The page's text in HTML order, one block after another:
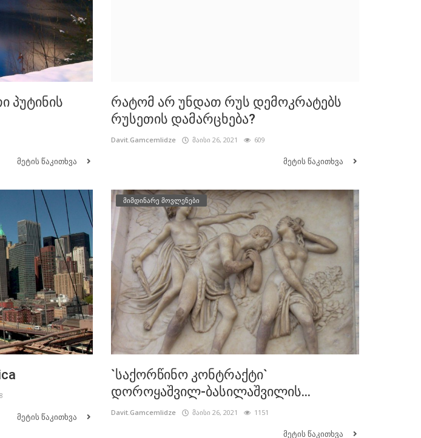
პუტინის
მეტის წაკითხვა
რატომ არ უნდათ რუს დემოკრატებს
რუსეთის დამარცხება?
Davit.Gamcemlidze მაისი 26, 2021 609
მეტის წაკითხვა
მეტის წაკითხვა
მიმდინარე მოვლენები
`საქორწინო კონტრაქტი`
დოროყაშვილ-ბასილაშვილის...
Davit.Gamcemlidze მაისი 26, 2021 1151
მეტის წაკითხვა